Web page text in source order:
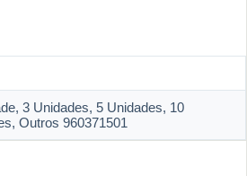
3 Unidades, 5 Unidades, 10
Outros 960371501